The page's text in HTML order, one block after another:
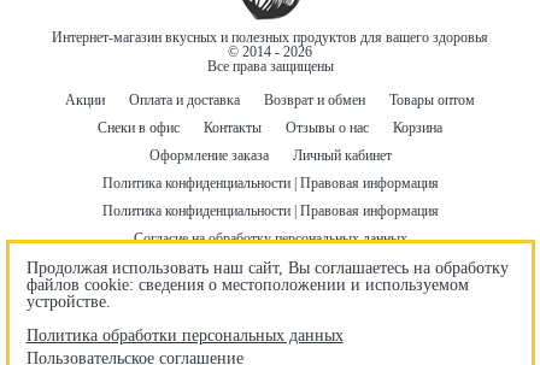
рекомендуется людям с сахарным диабетом.
Интернет-магазин вкусных и полезных продуктов для вашего здоровья
© 2014 - 2026
Все права защищены
Акции
Оплата и доставка Возврат и обмен
Товары оптом
Снеки в офис
Контакты Отзывы о нас
Корзина
Оформление заказа
Личный кабинет
Политика конфиденциальности | Правовая информация
Политика конфиденциальности | Правовая информация
Согласие на обработку персональных данных
Пользовательское соглашение
Договор оферты
Бонусная программа
Правила использования промокодов
Продолжая использовать наш сайт, Вы соглашаетесь на обработку
файлов cookie: сведения о местоположении и используемом
устройстве.
Политика обработки персональных данных
Пользовательское соглашение